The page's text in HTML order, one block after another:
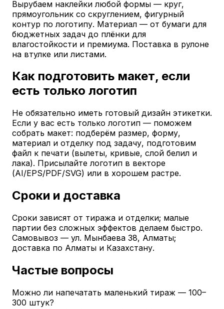
Вырубаем наклейки любой формы — круг,
прямоугольник со скруглением, фигурный
контур по логотипу. Материал — от бумаги для
бюджетных задач до плёнки для
влагостойкости и премиума. Поставка в рулоне
на втулке или листами.
Как подготовить макет, если
есть только логотип
Не обязательно иметь готовый дизайн этикетки.
Если у вас есть только логотип — поможем
собрать макет: подберём размер, форму,
материал и отделку под задачу, подготовим
файл к печати (вылеты, кривые, слой белил и
лака). Присылайте логотип в векторе
(AI/EPS/PDF/SVG) или в хорошем растре.
Сроки и доставка
Сроки зависят от тиража и отделки; малые
партии без сложных эффектов делаем быстро.
Самовывоз — ул. Мынбаева 38, Алматы;
доставка по Алматы и Казахстану.
Частые вопросы
Можно ли напечатать маленький тираж — 100–
300 штук?